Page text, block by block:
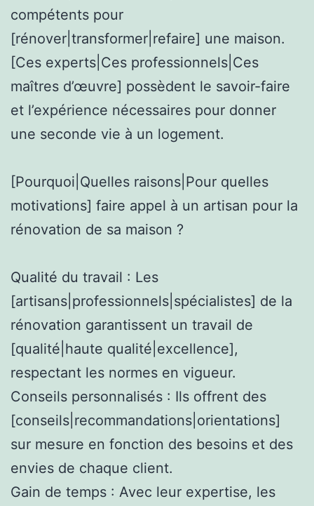
compétents pour
[rénover|transformer|refaire] une maison.
[Ces experts|Ces professionnels|Ces
maîtres d’œuvre] possèdent le savoir-faire
et l’expérience nécessaires pour donner
une seconde vie à un logement.
[Pourquoi|Quelles raisons|Pour quelles
motivations] faire appel à un artisan pour la
rénovation de sa maison ?
Qualité du travail : Les
[artisans|professionnels|spécialistes] de la
rénovation garantissent un travail de
[qualité|haute qualité|excellence],
respectant les normes en vigueur.
Conseils personnalisés : Ils offrent des
[conseils|recommandations|orientations]
sur mesure en fonction des besoins et des
envies de chaque client.
Gain de temps : Avec leur expertise, les